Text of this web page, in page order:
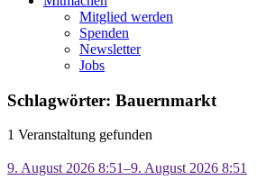
Mitglied werden
Spenden
Newsletter
Jobs
Schlagwörter: Bauernmarkt
1 Veranstaltung gefunden
9. August 2026 8:51–9. August 2026 8:51